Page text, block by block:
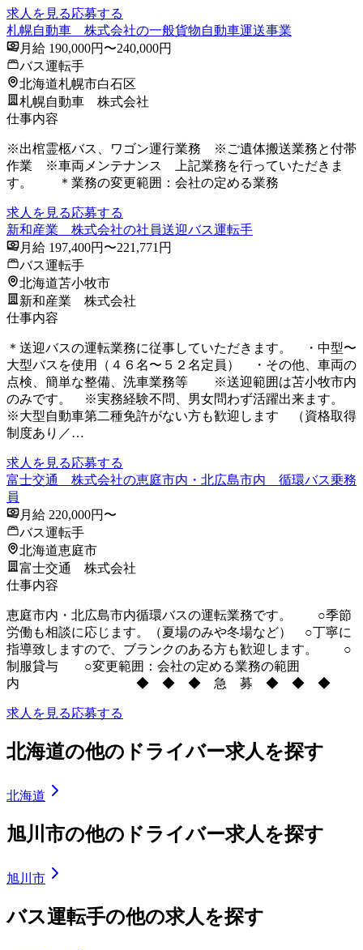
求人を見る応募する
札幌自動車 株式会社の一般貨物自動車運送事業
月給 190,000円〜240,000円
バス運転手
北海道札幌市白石区
札幌自動車 株式会社
仕事内容
※出棺霊柩バス、ワゴン運行業務 ※ご遺体搬送業務と付帯
作業 ※車両メンテナンス 上記業務を行っていただきま
す。 ＊業務の変更範囲：会社の定める業務
求人を見る応募する
新和産業 株式会社の社員送迎バス運転手
月給 197,400円〜221,771円
バス運転手
北海道苫小牧市
新和産業 株式会社
仕事内容
＊送迎バスの運転業務に従事していただきます。 ・中型〜
大型バスを使用（４６名〜５２名定員） ・その他、車両の
点検、簡単な整備、洗車業務等 ※送迎範囲は苫小牧市内
のみです。 ※実務経験不問、男女問わず活躍出来ます。
※大型自動車第二種免許がない方も歓迎します （資格取得
制度あり／…
求人を見る応募する
富士交通 株式会社の恵庭市内・北広島市内 循環バス乗務
員
月給 220,000円〜
バス運転手
北海道恵庭市
富士交通 株式会社
仕事内容
恵庭市内・北広島市内循環バスの運転業務です。 ○季節
労働も相談に応じます。（夏場のみや冬場など） ○丁寧に
指導致しますので、ブランクのある方も歓迎します。 ○
制服貸与 ○変更範囲：会社の定める業務の範囲
内 ◆ ◆ ◆ 急 募 ◆ ◆ ◆
求人を見る応募する
北海道の他のドライバー求人を探す
北海道
旭川市の他のドライバー求人を探す
旭川市
バス運転手の他の求人を探す